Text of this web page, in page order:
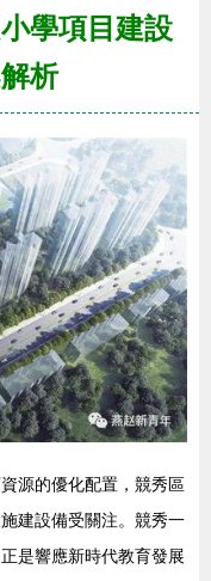
學項目建設
析
源的優化配置，競秀區
建設備受關注。競秀一
是響應新時代教育發展